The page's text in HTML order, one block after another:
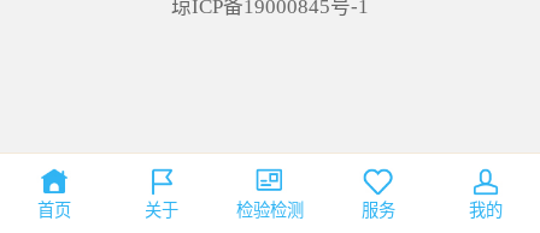
琼ICP备19000845号-1
首页 关于 检验检测 服务 我的